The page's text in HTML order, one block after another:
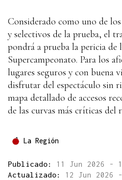
Considerado como uno de
y selectivos de la prueba, el
pondrá a prueba la pericia de
Supercampeonato. Para los
lugares seguros y con buena
disfrutar del espectáculo sin
mapa detallado de accesos
de las curvas más críticas del
La Región
Publicado: 11 Jun 2026 -
Actualizado: 12 Jun 2026